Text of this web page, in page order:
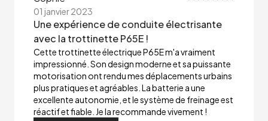
01 janvier 2023
Une expérience de conduite électrisante
avec la trottinette P65E !
Cette trottinette électrique P65E m'a vraiment
impressionné. Son design moderne et sa puissante
motorisation ont rendu mes déplacements urbains
plus pratiques et agréables. La batterie a une
excellente autonomie, et le système de freinage est
réactif et fiable. Je la recommande vivement !